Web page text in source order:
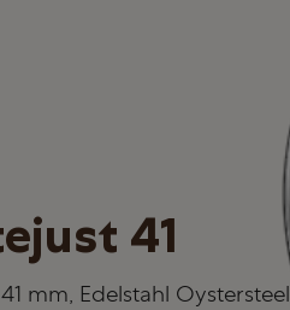
41
mm, Edelstahl Oystersteel